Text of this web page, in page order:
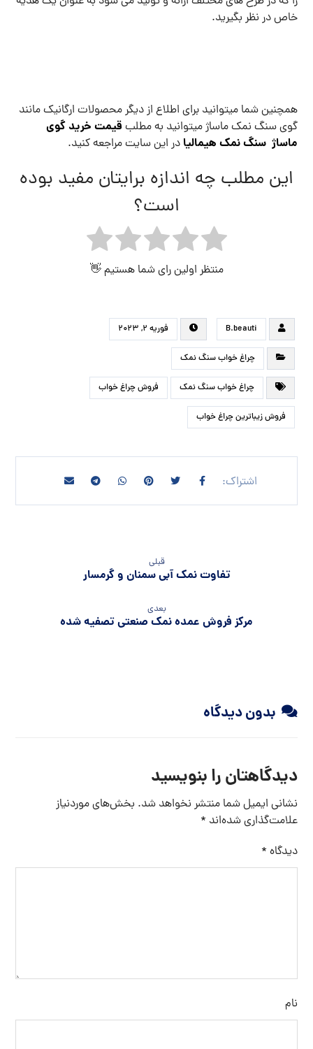
خاص در نظر بگیرید.
همچنین شما میتوانید برای اطلاع از دیگر محصولات ارگانیک مانند
گوی سنگ نمک ماساژ میتوانید به مطلب قیمت خرید گوی
ماساژ سنگ نمک هیمالیا در این سایت مراجعه کنید.
این مطلب چه اندازه برایتان مفید بوده
است؟
منتظر اولین رای شما هستیم 👋
B.beauti فوریه ۲, ۲۰۲۳
چراغ خواب سنگ نمک
چراغ خواب سنگ نمک فروش چراغ خواب
فروش زیباترین چراغ خواب
قبلی
تفاوت نمک آبی سمنان و گرمسار
بعدی
مرکز فروش عمده نمک صنعتی تصفیه شده
بدون دیدگاه
دیدگاهتان را بنویسید
نشانی ایمیل شما منتشر نخواهد شد. بخش‌های موردنیاز
علامت‌گذاری شده‌اند *
دیدگاه *
نام